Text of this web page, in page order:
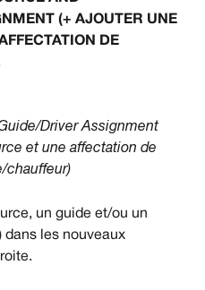
(+ AJOUTER UNE
DE
Driver Assignment
et une affectation de
chauffeur)
un guide et/ou un
dans les nouveaux